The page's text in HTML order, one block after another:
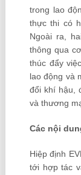
trong lao
thực thi có
Ngoài ra,
thông qua
thúc đẩy
lao động và
đổi khí hậu,
và thương
Các nội
Hiệp định
tới hợp tác